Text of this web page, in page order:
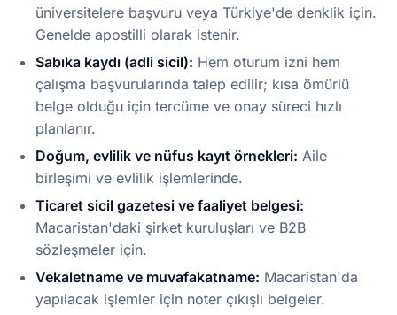
üniversitelere başvuru veya Türkiye'de denklik için.
Genelde apostilli olarak istenir.
Sabıka kaydı (adli sicil): Hem oturum izni hem
çalışma başvurularında talep edilir; kısa ömürlü
belge olduğu için tercüme ve onay süreci hızlı
planlanır.
Doğum, evlilik ve nüfus kayıt örnekleri: Aile
birleşimi ve evlilik işlemlerinde.
Ticaret sicil gazetesi ve faaliyet belgesi:
Macaristan'daki şirket kuruluşları ve B2B
sözleşmeler için.
Vekaletname ve muvafakatname: Macaristan'da
yapılacak işlemler için noter çıkışlı belgeler.